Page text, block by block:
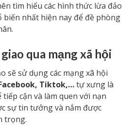
tìm hiểu các hình thức lừa đảo
biến nhất hiện nay để đề phòng
qua mạng xã hội
sẽ sử dụng các mạng xã hội
Tiktok,…tự xưng là
cận và làm quen với nạn
sự tin tưởng và nắm được
trọng.